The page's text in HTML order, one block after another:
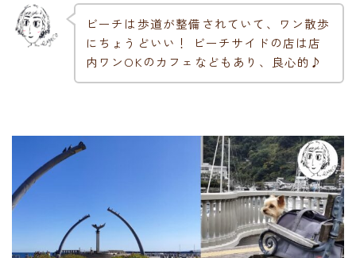
ビーチは歩道が整備されていて、ワン散歩
にちょうどいい！ ビーチサイドの店は店
内ワンOKのカフェなどもあり、良心的♪